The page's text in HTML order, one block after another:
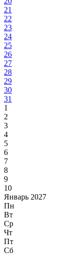
21
22
23
24
25
26
27
28
29
30
31
1
2
3
4
5
6
7
8
9
10
Январь 2027
Пн
Вт
Ср
Чт
Пт
Сб